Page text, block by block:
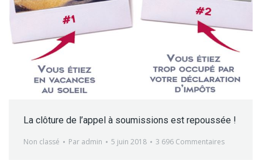
La clôture de l’appel à soumissions est repoussée !
Non classé Par admin 5 juin 2018 3 696 Commentaires